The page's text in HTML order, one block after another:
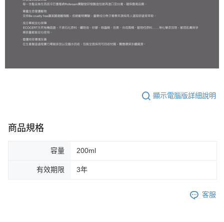
顯示電腦版詳細說明
商品規格
容量 200ml
有效期限 3年
客服